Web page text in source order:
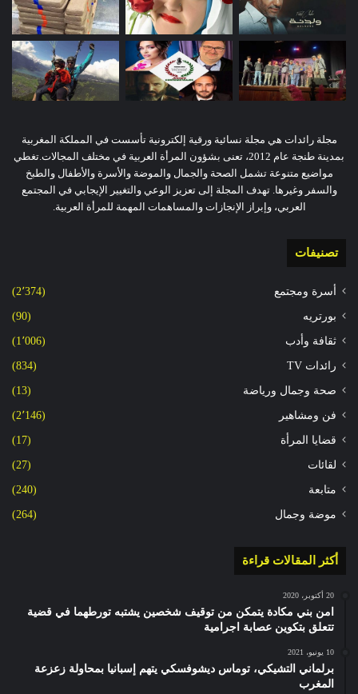
مجلة رائدات هي مجلة نسائية ورقية إلكترونية تأسست في المملكة المغربية
بمدينة طنجة عام 2012، تعنى بشؤون المرأة العربية في مختلف المجالات.تغطي
مواضيع متنوعة تشمل الصحة والجمال والموضة والأسرة والأطفال والطبخ
والسفر وغيرها. تهدف المجلة إلى تعزيز الوعي والتغيير الإيجابي في المجتمع
العربي، وإبراز الإنجازات والمساهمات المهمة للمرأة العربية.
تصنيفات
أسرة ومجتمع (2٬374)
بورتريه (90)
ثقافة وأدب (1٬006)
رائدات TV (834)
صحة وجمال ورياضة (13)
فن ومشاهير (2٬146)
قضايا المرأة (17)
لقائات (27)
متابعة (240)
موضة وجمال (264)
أكثر المقالات قراءة
20 أكتوبر، 2020
امن بني مكادة يتمكن من توقيف شخصين يشتبه تورطهما في قضية
تتعلق بتكوين عصابة اجرامية
10 يونيو، 2021
برلماني التشيكي، توماس ديشوفسكي يتهم إسبانيا بمحاولة زعزعة
المغرب